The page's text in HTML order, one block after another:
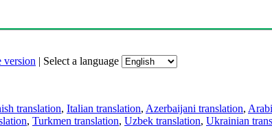
version | Select a language
translation, Italian translation, Azerbaijani translation,
, Turkmen translation, Uzbek translation, Ukrainian